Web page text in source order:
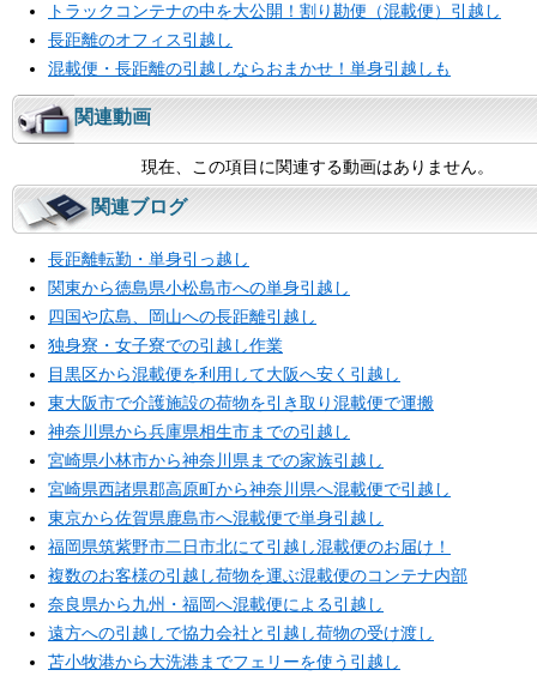
トラックコンテナの中を大公開！割り勘便（混載便）引越し
長距離のオフィス引越し
混載便・長距離の引越しならおまかせ！単身引越しも
関連動画
現在、この項目に関連する動画はありません。
関連ブログ
長距離転勤・単身引っ越し
関東から徳島県小松島市への単身引越し
四国や広島、岡山への長距離引越し
独身寮・女子寮での引越し作業
目黒区から混載便を利用して大阪へ安く引越し
東大阪市で介護施設の荷物を引き取り混載便で運搬
神奈川県から兵庫県相生市までの引越し
宮崎県小林市から神奈川県までの家族引越し
宮崎県西諸県郡高原町から神奈川県へ混載便で引越し
東京から佐賀県鹿島市へ混載便で単身引越し
福岡県筑紫野市二日市北にて引越し混載便のお届け！
複数のお客様の引越し荷物を運ぶ混載便のコンテナ内部
奈良県から九州・福岡へ混載便による引越し
遠方への引越しで協力会社と引越し荷物の受け渡し
苫小牧港から大洗港までフェリーを使う引越し